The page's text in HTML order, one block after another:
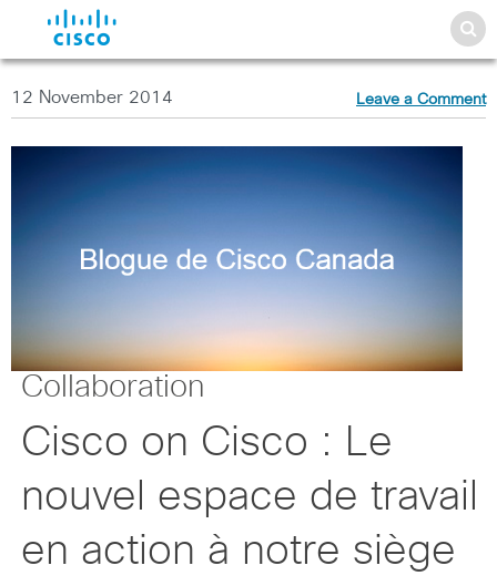
12 November 2014 Leave a Comment
Collaboration
Cisco on Cisco : Le
nouvel espace de travail
en action à notre siège